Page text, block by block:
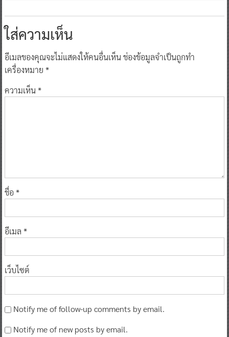
ใส่ความเห็น
อีเมลของคุณจะไม่แสดงให้คนอื่นเห็นช่องข้อมูลจำเป็นถูกทำ
เครื่องหมาย *
ความเห็น*
ชื่อ *
อีเมล *
เว็บไซต์
Notify me of follow-up comments by email.
Notify me of new posts by email.